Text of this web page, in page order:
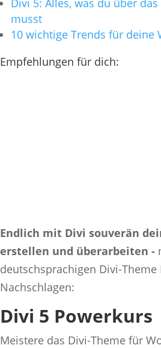
Divi 5: Alles, was du über
musst
10 wichtige Trends für deine
Empfehlungen für dich:
Endlich mit Divi souverän
erstellen und überarbeiten -
deutschsprachigen Divi-
Nachschlagen:
Divi 5 Powerkurs
Meistere das Divi-Theme für